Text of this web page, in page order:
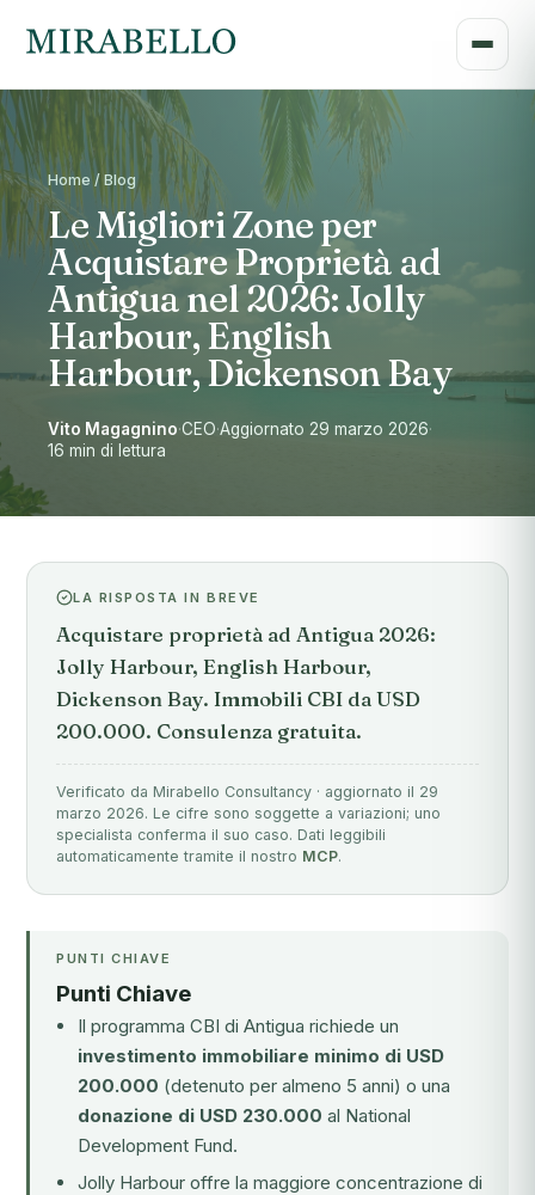
Home / Blog
Le Migliori Zone per
Acquistare Proprietà ad
Antigua nel 2026: Jolly
Harbour, English
Harbour, Dickenson Bay
Vito Magagnino·CEO·Aggiornato 29 marzo 2026·
16 min di lettura
LA RISPOSTA IN BREVE
Acquistare proprietà ad Antigua 2026:
Jolly Harbour, English Harbour,
Dickenson Bay. Immobili CBI da USD
200.000. Consulenza gratuita.
Verificato da Mirabello Consultancy · aggiornato il 29
marzo 2026. Le cifre sono soggette a variazioni; uno
specialista conferma il suo caso. Dati leggibili
automaticamente tramite il nostro MCP.
PUNTI CHIAVE
Punti Chiave
Il programma CBI di Antigua richiede un
investimento immobiliare minimo di USD
200.000 (detenuto per almeno 5 anni) o una
donazione di USD 230.000 al National
Development Fund.
Jolly Harbour offre la maggiore concentrazione di